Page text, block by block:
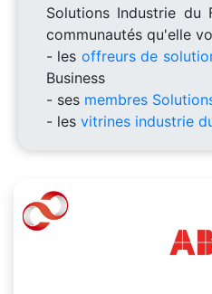
Solutions Industrie du
communautés qu'elle
- les offreurs de
Business
- ses membres
- les vitrines industrie